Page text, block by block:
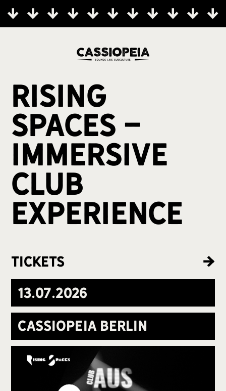
Rising
Spaces -
Immersive
Club
Experience
Tickets
13.07.2026
Cassiopeia Berlin